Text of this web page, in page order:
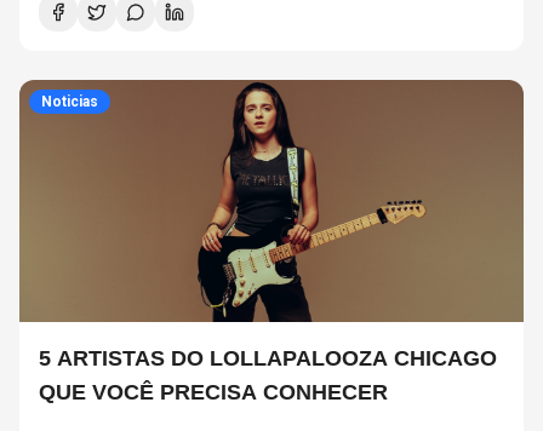
Noticias
5 ARTISTAS DO LOLLAPALOOZA CHICAGO
QUE VOCÊ PRECISA CONHECER